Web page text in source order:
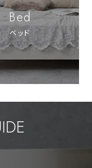
Bed
ベッド